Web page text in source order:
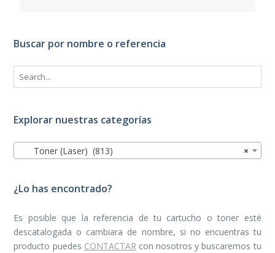
Buscar por nombre o referencia
Explorar nuestras categorías
×
Toner (Laser) (813)
¿Lo has encontrado?
Es posible que la referencia de tu cartucho o toner esté
descatalogada o cambiara de nombre, si no encuentras tu
producto puedes CONTACTARcon nosotros y buscaremos tu